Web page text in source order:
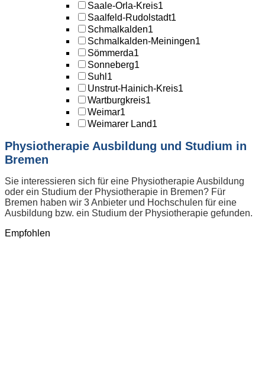
Saale-Orla-Kreis1
Saalfeld-Rudolstadt1
Schmalkalden1
Schmalkalden-Meiningen1
Sömmerda1
Sonneberg1
Suhl 1
Unstrut-Hainich-Kreis1
Wartburgkreis1
Weimar1
Weimarer Land1
Physiotherapie Ausbildung und Studium in
Bremen
Sie interessieren sich für eine Physiotherapie Ausbildung
oder ein Studium der Physiotherapie in Bremen? Für
Bremen haben wir 3 Anbieter und Hochschulen für eine
Ausbildung bzw. ein Studium der Physiotherapie gefunden.
Empfohlen